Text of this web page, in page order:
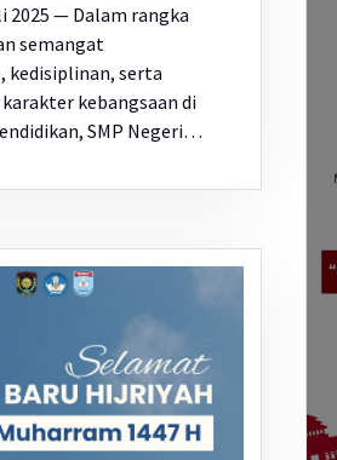
2025 — Dalam rangka
semangat
kedisiplinan, serta
kebangsaan di
SMP Negeri…